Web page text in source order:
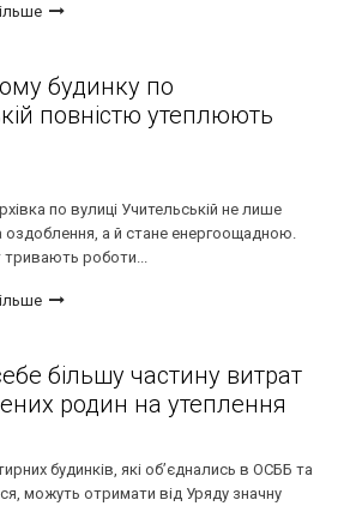
будинку по
повністю утеплюють
по вулиці Учительській не лише
оздоблення, а й стане енергоощадною.
тривають роботи...
більшу частину витрат
родин на утеплення
будинків, які об’єднались в ОСББ та
можуть отримати від Уряду значну